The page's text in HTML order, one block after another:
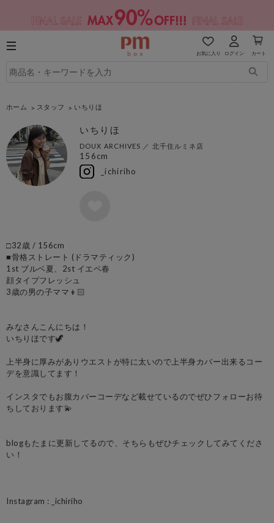
お気に入り ログイン カート
ホーム スタッフ いちりほ
いちりほ
DOUX ARCHIVES ／ 北千住ルミネ店
156cm
_ichiriho
□32歳 / 156cm
■骨格ストレート (ドラマティック)
1st ブルベ夏、2st イエベ春
顔タイプフレッシュ
3歳の男の子ママ👦🏻
みなさんこんにちは！
いちりほです🦖
上半身に厚みがありウエストが特に太いので上半身カバー出来るコー
デを意識してます！
インスタでもお腹カバーコーデなど載せているのでぜひフォローお待
ちしております💫
blogもたまに更新してるので、そちらもぜひチェックしてみてくださ
い！
Instagram : _ichiriho